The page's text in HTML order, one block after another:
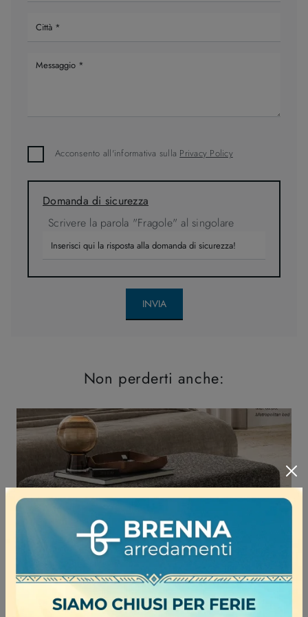
Acconsento all'informativa sulla Privacy Policy
Domanda di sicurezza
Scrivere la parola "Fragole" al singolare
INVIA
Non perderti anche: